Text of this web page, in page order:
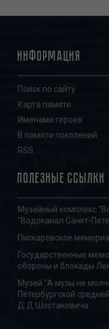
Информация
Поиск по сайту
Карта памяти
Именами героев
В памяти поколений
RSS
Полезные ссылки
Музейный комплекс
"Водоканал Санкт-
Пискаревское
Государственные
обороны и блокады
Музей "А музы не
Петербургской
Д.Д.Шостаковича